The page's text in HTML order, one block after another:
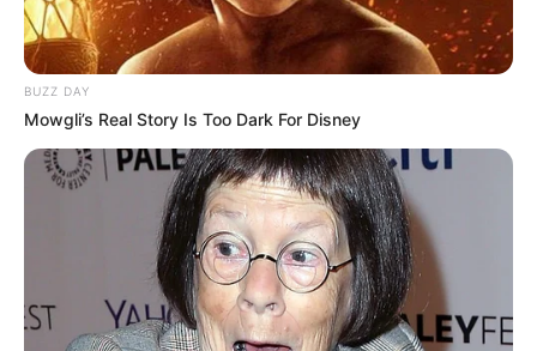
Facebook
Twitter
Pinterest
Share
Mariana Barbosa
09/12/2016
Recomendados para você
BUZZ DAY
Mowgli’s Real Story Is Too Dark For Disney